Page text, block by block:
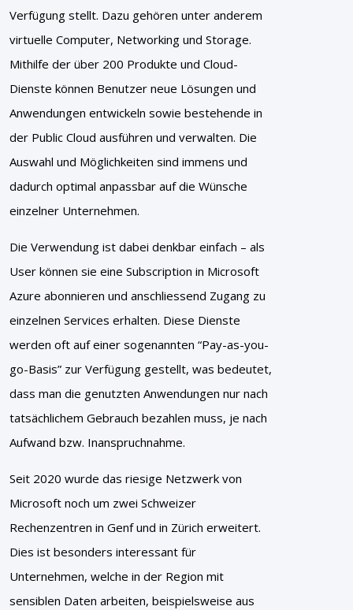
Verfügung stellt. Dazu gehören unter anderem
virtuelle Computer, Networking und Storage.
Mithilfe der über 200 Produkte und Cloud-
Dienste können Benutzer neue Lösungen und
Anwendungen entwickeln sowie bestehende in
der Public Cloud ausführen und verwalten. Die
Auswahl und Möglichkeiten sind immens und
dadurch optimal anpassbar auf die Wünsche
einzelner Unternehmen.
Die Verwendung ist dabei denkbar einfach – als
User können sie eine Subscription in Microsoft
Azure abonnieren und anschliessend Zugang zu
einzelnen Services erhalten. Diese Dienste
werden oft auf einer sogenannten “Pay-as-you-
go-Basis” zur Verfügung gestellt, was bedeutet,
dass man die genutzten Anwendungen nur nach
tatsächlichem Gebrauch bezahlen muss, je nach
Aufwand bzw. Inanspruchnahme.
Seit 2020 wurde das riesige Netzwerk von
Microsoft noch um zwei Schweizer
Rechenzentren in Genf und in Zürich erweitert.
Dies ist besonders interessant für
Unternehmen, welche in der Region mit
sensiblen Daten arbeiten, beispielsweise aus